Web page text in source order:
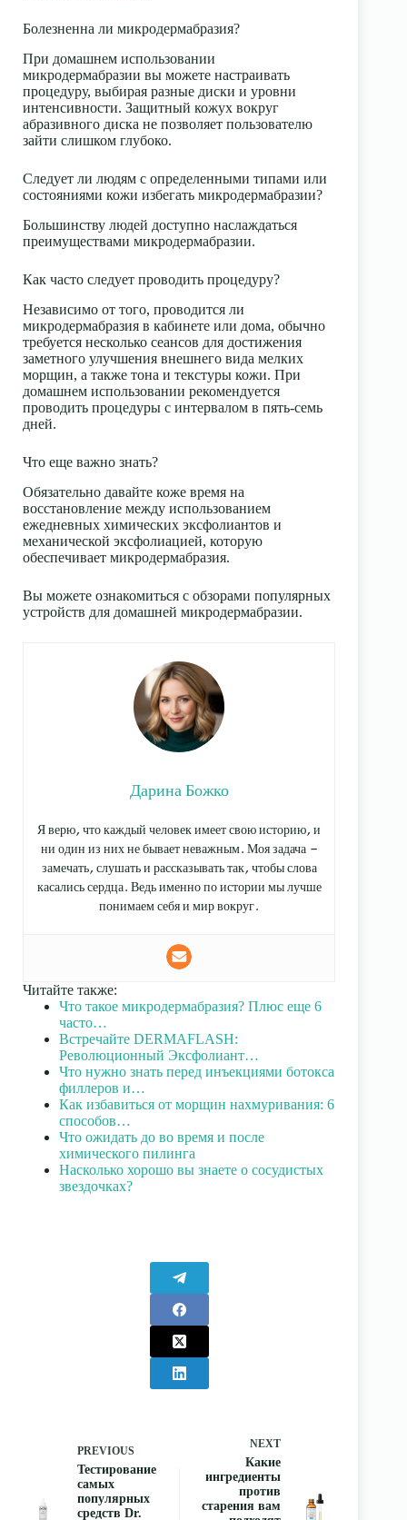
Болезненна ли микродермабразия?
При домашнем использовании
микродермабразии вы можете настраивать
процедуру, выбирая разные диски и уровни
интенсивности. Защитный кожух вокруг
абразивного диска не позволяет пользователю
зайти слишком глубоко.
Следует ли людям с определенными типами или
состояниями кожи избегать микродермабразии?
Большинству людей доступно наслаждаться
преимуществами микродермабразии.
Как часто следует проводить процедуру?
Независимо от того, проводится ли
микродермабразия в кабинете или дома, обычно
требуется несколько сеансов для достижения
заметного улучшения внешнего вида мелких
морщин, а также тона и текстуры кожи. При
домашнем использовании рекомендуется
проводить процедуры с интервалом в пять-семь
дней.
Что еще важно знать?
Обязательно давайте коже время на
восстановление между использованием
ежедневных химических эксфолиантов и
механической эксфолиацией, которую
обеспечивает микродермабразия.
Вы можете ознакомиться с обзорами популярных
устройств для домашней микродермабразии.
Дарина Божко
Я верю, что каждый человек имеет свою историю, и
ни один из них не бывает неважным. Моя задача —
замечать, слушать и рассказывать так, чтобы слова
касались сердца. Ведь именно по истории мы лучше
понимаем себя и мир вокруг.
Читайте также:
Что такое микродермабразия? Плюс еще 6
часто…
Встречайте DERMAFLASH:
Революционный Эксфолиант…
Что нужно знать перед инъекциями ботокса
филлеров и…
Как избавиться от морщин нахмуривания: 6
способов…
Что ожидать до во время и после
химического пилинга
Насколько хорошо вы знаете о сосудистых
звездочках?
PREVIOUS
Тестирование
самых
популярных
средств Dr.
NEXT
Какие
ингредиенты
против
старения вам